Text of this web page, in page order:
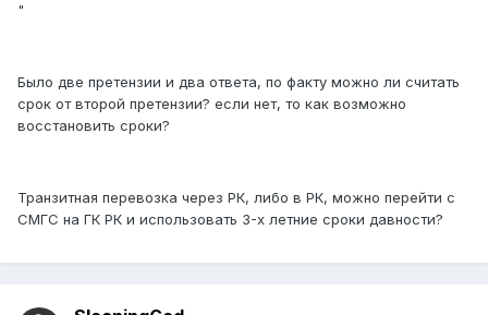
"
Было две претензии и два ответа, по факту можно ли считать
срок от второй претензии? если нет, то как возможно
восстановить сроки?
Транзитная перевозка через РК, либо в РК, можно перейти с
СМГС на ГК РК и использовать 3-х летние сроки давности?